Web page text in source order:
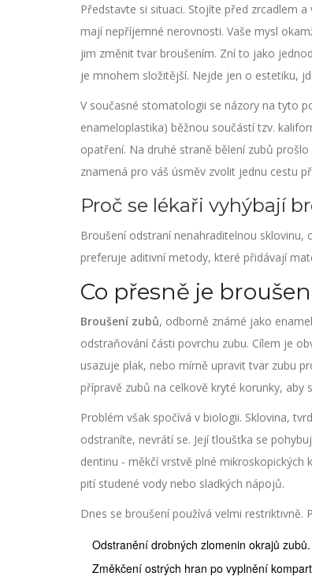
Představte si situaci. Stojíte před zrcadlem
mají nepříjemné nerovnosti. Vaše mysl
jim změnit tvar broušením. Zní to jako
je mnohem složitější. Nejde jen o estetiku,
V současné stomatologii se názory na tyto
enameloplastika) běžnou součástí tzv.
opatření. Na druhé straně bělení zubů
znamená pro váš úsměv zvolit jednu cestu
Proč se lékaři vyhýbají
Broušení odstraní nenahraditelnou sklovinu,
preferuje aditivní metody, které přidávají
Co přesně je
Broušení zubů, odborně známé jako
odstraňování části povrchu zubu. Cílem je
usazuje plak, nebo mírně upravit tvar zubu
přípravě zubů na celkově kryté korunky,
Problém však spočívá v biologii. Sklovina,
odstraníte, nevrátí se. Její tloušťka se
dentinu - měkčí vrstvě plné
pití studené vody nebo sladkých nápojů.
Dnes se broušení používá velmi restriktivně.
Odstranění drobných zlomenin okrajů zubů.
Změkčení ostrých hran po vyplnění